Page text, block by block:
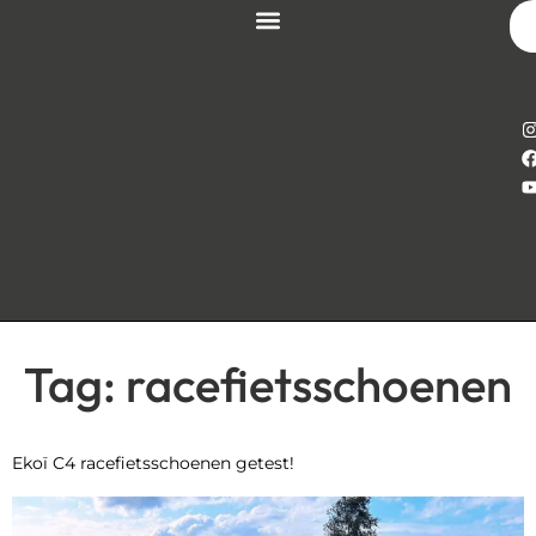
Tag: racefietsschoenen
Ekoï C4 racefietsschoenen getest!